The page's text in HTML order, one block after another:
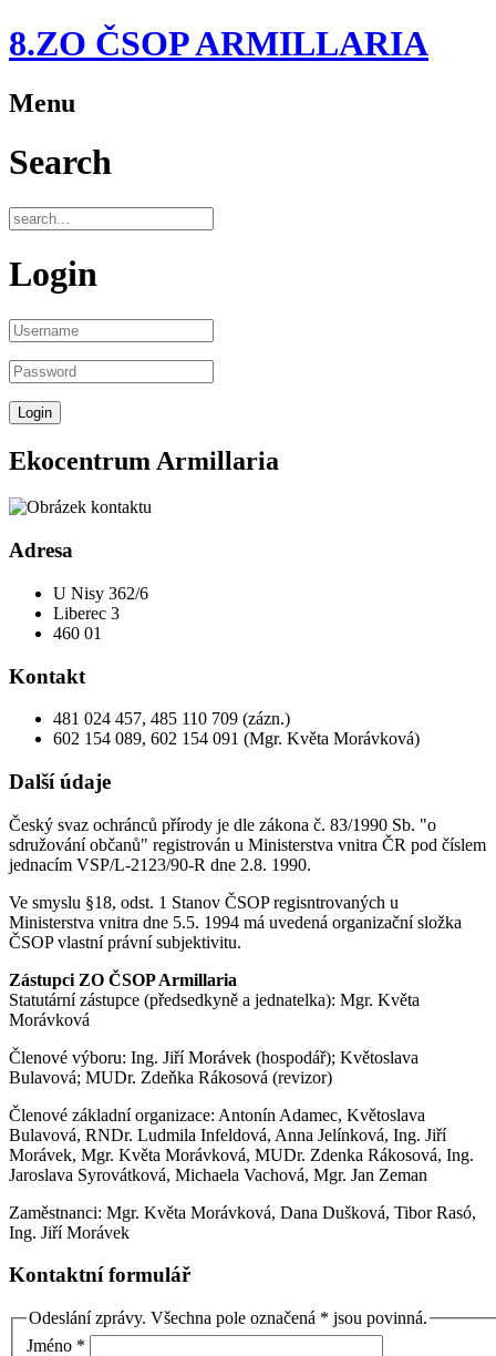
8.ZO ČSOP ARMILLARIA
Menu
Search
Login
Ekocentrum Armillaria
Adresa
U Nisy 362/6
Liberec 3
460 01
Kontakt
481 024 457, 485 110 709 (zázn.)
602 154 089, 602 154 091 (Mgr. Květa Morávková)
Další údaje
Český svaz ochránců přírody je dle zákona č. 83/1990 Sb. "o
sdružování občanů" registrován u Ministerstva vnitra ČR pod číslem
jednacím VSP/L-2123/90-R dne 2.8. 1990.
Ve smyslu §18, odst. 1 Stanov ČSOP regisntrovaných u
Ministerstva vnitra dne 5.5. 1994 má uvedená organizační složka
ČSOP vlastní právní subjektivitu.
Zástupci ZO ČSOP Armillaria
Statutární zástupce (předsedkyně a jednatelka): Mgr. Květa
Morávková
Členové výboru: Ing. Jiří Morávek (hospodář); Květoslava
Bulavová; MUDr. Zdeňka Rákosová (revizor)
Členové základní organizace: Antonín Adamec, Květoslava
Bulavová, RNDr. Ludmila Infeldová, Anna Jelínková, Ing. Jiří
Morávek, Mgr. Květa Morávková, MUDr. Zdenka Rákosová, Ing.
Jaroslava Syrovátková, Michaela Vachová, Mgr. Jan Zeman
Zaměstnanci: Mgr. Květa Morávková, Dana Dušková, Tibor Rasó,
Ing. Jiří Morávek
Kontaktní formulář
Odeslání zprávy. Všechna pole označená * jsou povinná.
Jméno *